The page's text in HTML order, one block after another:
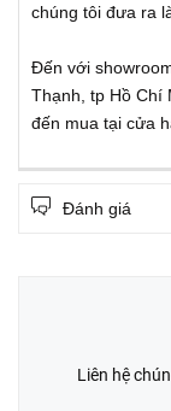
chúng tôi đưa ra
Đến với
Thạnh, tp Hồ Chí
đến mua tại cửa
Đánh giá
Liên hệ